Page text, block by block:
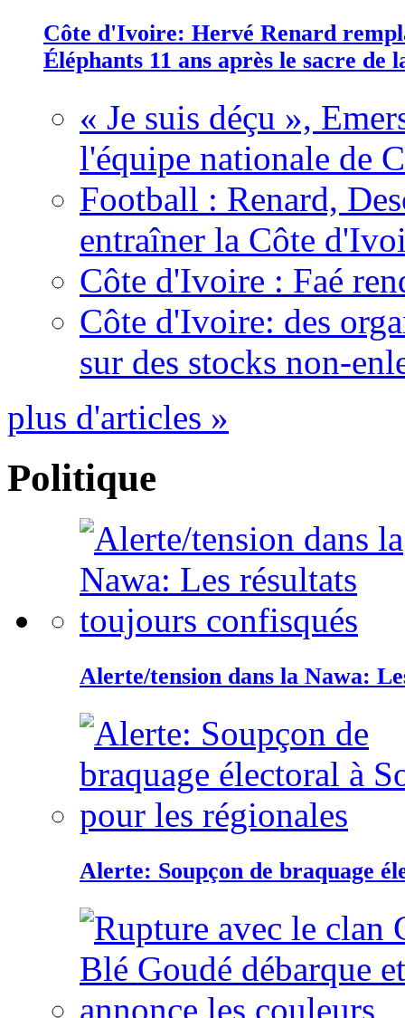
Côte d'Ivoire: Hervé Renard
Éléphants 11 ans après le sacre de
« Je suis déçu »,
l'équipe nationale de
Football : Renard,
entraîner la Côte
Côte d'Ivoire : Faé
Côte d'Ivoire: des
sur des stocks non-
plus d'articles »
Politique
Alerte/tension dans la Nawa:
Alerte: Soupçon de braquage